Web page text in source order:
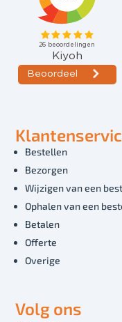
Bestellen
Bezorgen
Wijzigen van een
Ophalen van een
Betalen
Offerte
Overige
Volg ons